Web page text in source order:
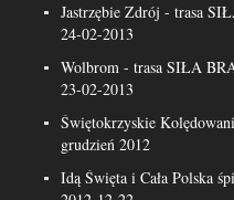
Jastrzębie Zdrój - trasa
24-02-2013
Wolbrom - trasa SIŁA
23-02-2013
Świętokrzyskie
grudzień 2012
Idą Święta i Cała Polska